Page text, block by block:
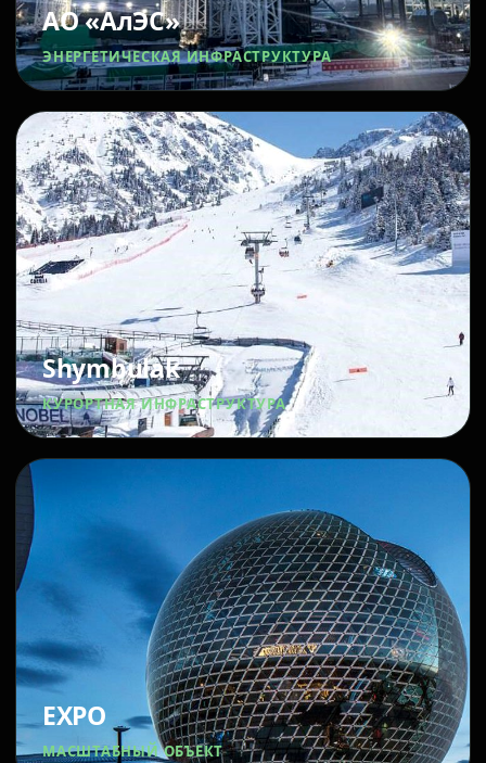
АО «АлЭС»
ЭНЕРГЕТИЧЕСКАЯ ИНФРАСТРУКТУРА
Shymbulak
КУРОРТНАЯ ИНФРАСТРУКТУРА
EXPO
МАСШТАБНЫЙ ОБЪЕКТ